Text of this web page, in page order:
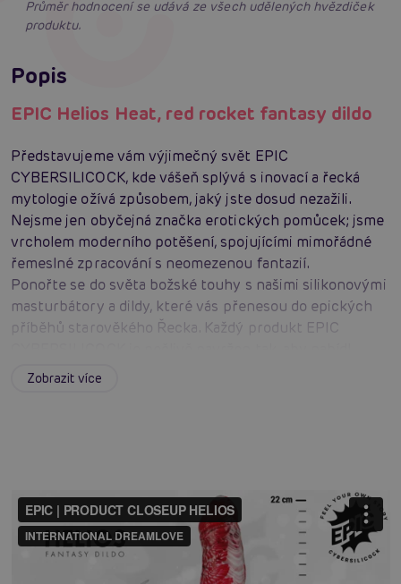
Průměr hodnocení se udává ze všech udělených hvězdiček
produktu.
Popis
EPIC Helios Heat, red rocket fantasy dildo
Představujeme vám výjimečný svět EPIC
CYBERSILICOCK, kde vášeň splývá s inovací a řecká
mytologie ožívá způsobem, jaký jste dosud nezažili.
Nejsme jen obyčejná značka erotických pomůcek; jsme
vrcholem moderního potěšení, spojujícími mimořádné
řemeslné zpracování s neomezenou fantazií.
Ponořte se do světa božské touhy s našimi silikonovými
masturbátory a dildy, které vás přenesou do epických
příběhů starověkého Řecka. Každý produkt EPIC
jedinečný smyslový zážitek, využívající nejmodernější
konvence tradičního potěšení a zvou vás k průzkumu
nových obzorů extáze.
Inovace ale nekončí. Některé naše produkty mají
pokročilé funkce, jako je dálkové ovládání, které vám
Zobrazit více